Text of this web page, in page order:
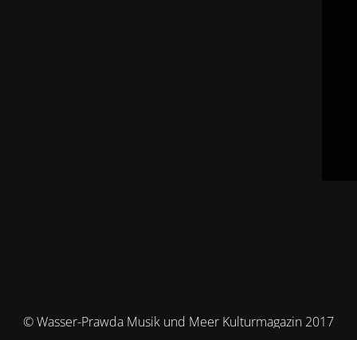
© Wasser-Prawda Musik und Meer Kulturmagazin 2017